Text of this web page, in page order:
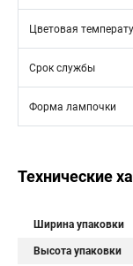
Цветовая
Срок службы
Форма лампочки
Технические
Ширина упаковки
Высота упаковки